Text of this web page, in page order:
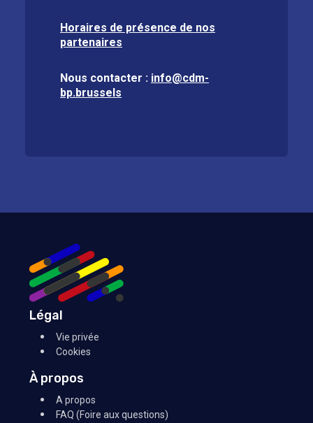
Horaires de présence de nos
partenaires
Nous contacter : info@cdm-
bp.brussels
Légal
Vie privée
Cookies
À propos
A propos
FAQ (Foire aux questions)